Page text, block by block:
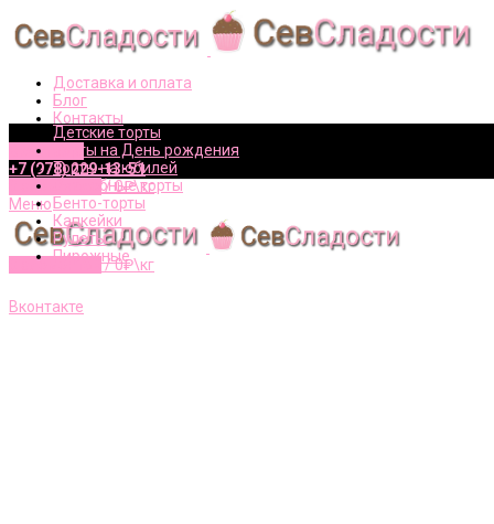
Доставка и оплата
Блог
Контакты
Вконтакте
+7 (978) 229-13-51
элементов /0₽\кг
Меню
элементов /0₽\кг
Детские торты
Торты на День рождения
Торты на юбилей
Свадебные торты
Бенто-торты
Капкейки
Рулеты
Пирожные
Вконтакте